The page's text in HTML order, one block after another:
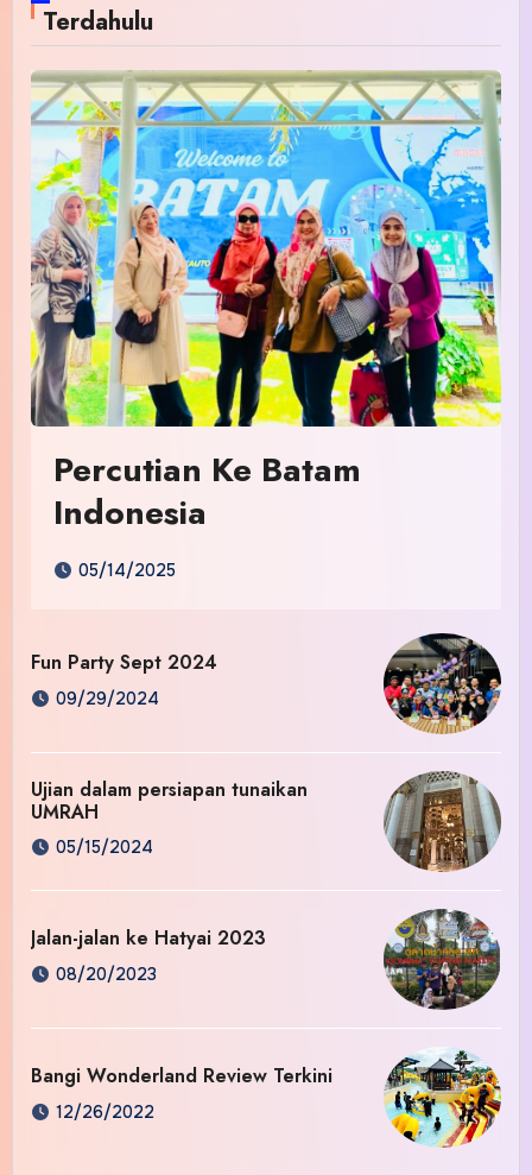
Terdahulu
Percutian Ke Batam
Indonesia
05/14/2025
Fun Party Sept 2024
09/29/2024
Ujian dalam persiapan tunaikan
UMRAH
05/15/2024
Jalan-jalan ke Hatyai 2023
08/20/2023
Bangi Wonderland Review Terkini
12/26/2022